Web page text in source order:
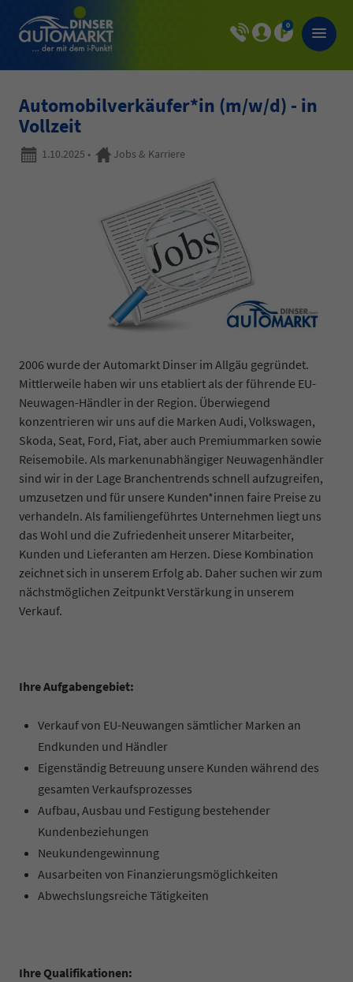
0
Automobilverkäufer*in (m/w/d) - in
Vollzeit
1.10.2025 • Jobs & Karriere
2006 wurde der Automarkt Dinser im Allgäu gegründet.
Mittlerweile haben wir uns etabliert als der führende EU-
Neuwagen-Händler in der Region. Überwiegend
konzentrieren wir uns auf die Marken Audi, Volkswagen,
Skoda, Seat, Ford, Fiat, aber auch Premiummarken sowie
Reisemobile. Als markenunabhängiger Neuwagenhändler
sind wir in der Lage Branchentrends schnell aufzugreifen,
umzusetzen und für unsere Kunden*innen faire Preise zu
verhandeln. Als familiengeführtes Unternehmen liegt uns
das Wohl und die Zufriedenheit unserer Mitarbeiter,
Kunden und Lieferanten am Herzen. Diese Kombination
zeichnet sich in unserem Erfolg ab. Daher suchen wir zum
nächstmöglichen Zeitpunkt Verstärkung in unserem
Verkauf.
Ihre Aufgabengebiet:
Verkauf von EU-Neuwangen sämtlicher Marken an
Endkunden und Händler
Eigenständig Betreuung unsere Kunden während des
gesamten Verkaufsprozesses
Aufbau, Ausbau und Festigung bestehender
Kundenbeziehungen
Neukundengewinnung
Ausarbeiten von Finanzierungsmöglichkeiten
Abwechslungsreiche Tätigkeiten
Ihre Qualifikationen: